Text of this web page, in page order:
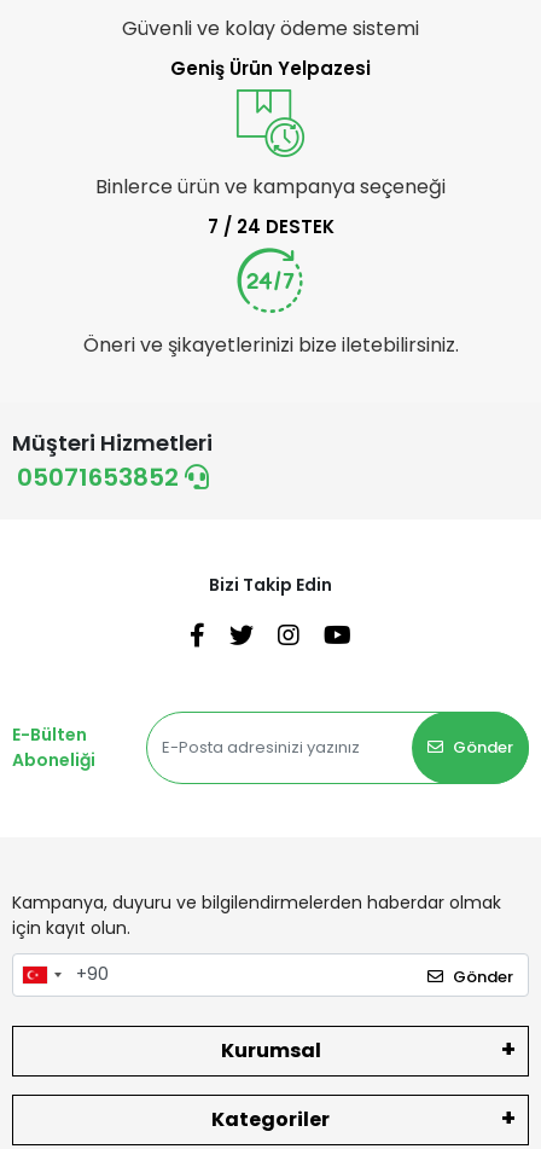
Güvenli ve kolay ödeme sistemi
Geniş Ürün Yelpazesi
Binlerce ürün ve kampanya seçeneği
7 / 24 DESTEK
Öneri ve şikayetlerinizi bize iletebilirsiniz.
Müşteri Hizmetleri
05071653852
Bizi Takip Edin
E-Bülten
Aboneliği
Gönder
Kampanya, duyuru ve bilgilendirmelerden haberdar olmak
için kayıt olun.
Gönder
Kurumsal
Kategoriler